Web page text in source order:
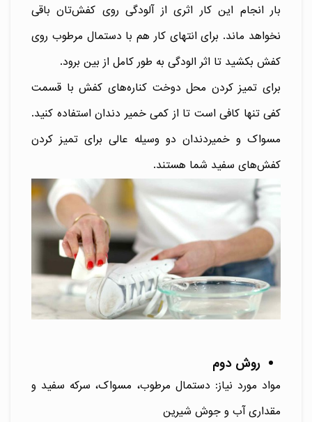
بار انجام این کار اثری از آلودگی روی کفش‌تان باقی
نخواهد ماند. برای انتهای کار هم با دستمال مرطوب روی
کفش بکشید تا اثر الودگی به طور کامل از بین برود.
برای تمیز کردن محل دوخت کناره‌های کفش با قسمت
کفی تنها کافی است تا از کمی خمیر دندان استفاده کنید.
مسواک و خمیردندان دو وسیله عالی برای تمیز کردن
کفش‌های سفید شما هستند.
روش دوم
مواد مورد نیاز: دستمال مرطوب، مسواک، سرکه سفید و
مقداری آب و جوش شیرین